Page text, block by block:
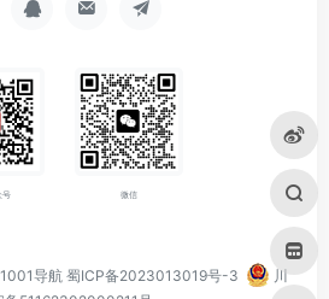
号 微信
1001导航 蜀ICP备2023013019号-3
川